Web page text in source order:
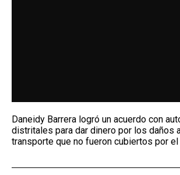
Daneidy Barrera logró un acuerdo con
distritales para dar dinero por los daños
transporte que no fueron cubiertos por el